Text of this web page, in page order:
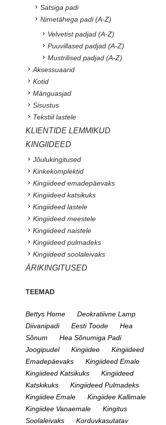
Satsiga padi
Nimetähega padi (A-Z)
Velvetist padjad (A-Z)
Puuvillased padjad (A-Z)
Mustrilised padjad (A-Z)
Aksessuaarid
Kotid
Mänguasjad
Sisustus
Tekstiil lastele
KLIENTIDE LEMMIKUD
KINGIIDEED
Jõulukingitused
Kinkekomplektid
Kingiideed emadepäevaks
Kingiideed katsikuks
Kingiideed lastele
Kingiideed meestele
Kingiideed naistele
Kingiideed pulmadeks
Kingiideed soolaleivaks
ÄRIKINGITUSED
TEEMAD
Bettys Home
Deokratiivne Lamp
Diivanipadi
Eesti Toode
Hea
Sõnum
Hea Sõnumiga Padi
Joogipudel
Kingiidee
Kingiideed
Emadepäevaks
Kingiideed Emale
Kingiideed Katsikuks
Kingiideed
Katskikuks
Kingiideed Pulmadeks
Kingiidee Emale
Kingiidee Kallimale
Kingiidee Vanaemale
Kingitus
Soolaleivaks
Korduvkasutatav